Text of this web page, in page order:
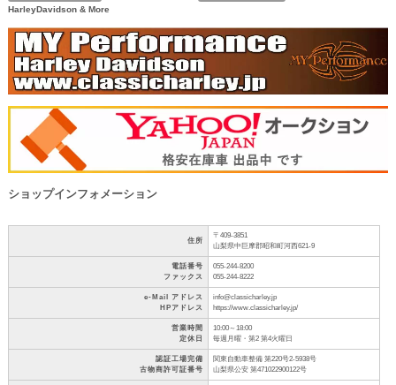
HarleyDavidson & More
ショップインフォメーション
住所
〒409-3851
山梨県中巨摩郡昭和町河西621-9
電話番号
ファックス
055-244-8200
055-244-8222
e-Mail アドレス
HPアドレス
info@classicharley.jp
https://www.classicharley.jp/
営業時間
定休日
10:00～18:00
毎週月曜・第2 第4火曜日
認証工場完備
古物商許可証番号
関東自動車整備 第220号2-5938号
山梨県公安 第471022900122号